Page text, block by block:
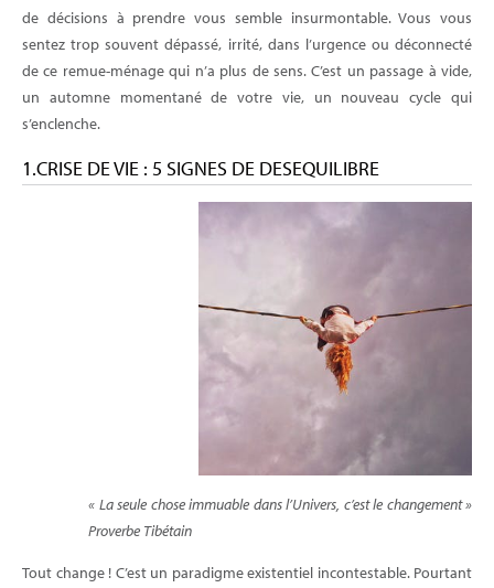
de décisions à prendre vous semble insurmontable. Vous vous
sentez trop souvent dépassé, irrité, dans l’urgence ou déconnecté
de ce remue-ménage qui n’a plus de sens. C’est un passage à vide,
un automne momentané de votre vie, un nouveau cycle qui
s’enclenche.
1.CRISE DE VIE : 5 SIGNES DE DESEQUILIBRE
« La seule chose immuable dans l’Univers, c’est le changement »
Proverbe Tibétain
Tout change ! C’est un paradigme existentiel incontestable. Pourtant